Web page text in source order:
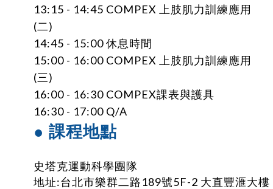
13:15 - 14:45 COMPEX 上肢肌力訓練應用
(二)
14:45 - 15:00 休息時間
15:00 - 16:00 COMPEX 上肢肌力訓練應用
(三)
16:00 - 16:30 COMPEX課表與護具
16:30 - 17:00 Q/A
● 課程地點
史塔克運動科學團隊
地址:台北市樂群二路189號5F-2 大直豐滙大樓